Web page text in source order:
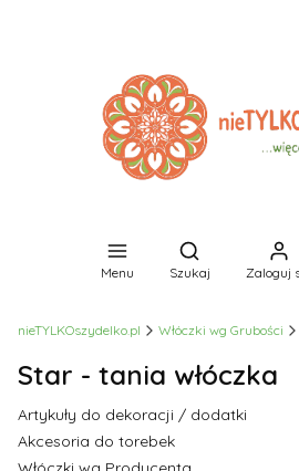
Menu
Otwórz
Szukaj Zaloguj
nieTYLKOszydelko.pl Włóczki wg Grubości
Star - tania włóczka
Artykuły do dekoracji / dodatki
Akcesoria do torebek